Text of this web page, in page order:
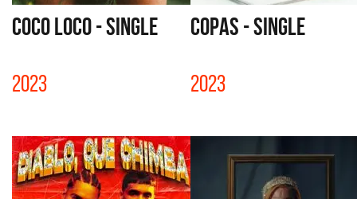
COCO LOCO - SINGLE
2023
COPAS - SINGLE
2023